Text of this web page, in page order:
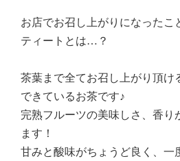
お店でお召し上がりになったこ
ティートとは…？
茶葉まで全てお召し上がり頂け
できているお茶です♪
完熟フルーツの美味しさ、香り
ます！
甘みと酸味がちょうど良く、一